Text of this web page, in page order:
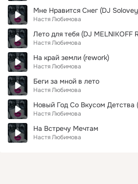
Мне Нравится Снег (DJ
Настя Любимова
Лето для тебя (DJ MELNIKOFF
Настя Любимова
На край земли (rework)
Настя Любимова
Беги за мной в лето
Настя Любимова
Новый Год Со Вкусом Детства
Настя Любимова
На Встречу Мечтам
Настя Любимова